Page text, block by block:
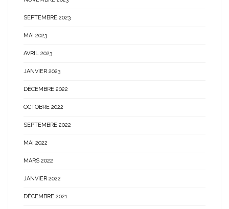
SEPTEMBRE 2023
MAI 2023
AVRIL 2023
JANVIER 2023
DÉCEMBRE 2022
OCTOBRE 2022
SEPTEMBRE 2022
MAI 2022
MARS 2022
JANVIER 2022
DÉCEMBRE 2021